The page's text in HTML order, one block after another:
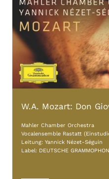
W.A. Mozart: Don
Mahler Chamber Orchestra
Vocalensemble Rastatt
Leitung: Yannick Nézet-Séguin
Label: DEUTSCHE